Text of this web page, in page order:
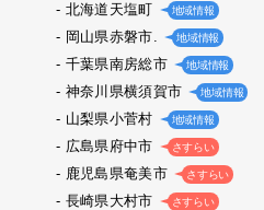
北海道天塩町 地域情報
岡山県赤磐市. 地域情報
千葉県南房総市 地域情報
神奈川県横須賀市 地域情報
山梨県小菅村 地域情報
広島県府中市 さすらい
鹿児島県奄美市 さすらい
長崎県大村市 さすらい